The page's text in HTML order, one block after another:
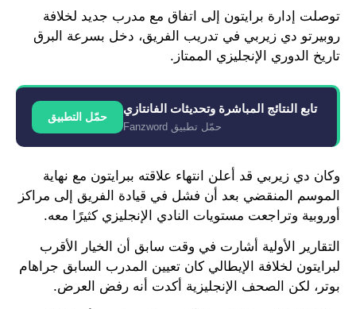
توصلت إدارة برايتون إلى اتفاق مع مدرب جديد لخلافة
روبيرتو دي زيربي في تدريب الفريق، دخل بسرعة البرق
تاريخ الدوري الإنجليزي الممتاز.
تابع النتائج المباشرة وتحديثات الفانتازي
حمّل تطبيق Fanzword
حمّل التطبيق
وكان دي زيربي قد أعلن انتهاء علاقته ببرايتون مع نهاية
الموسم المنقضي بعد أن فشل في قيادة الفريق إلى مراكز
أوروبية وتراجعت مستويات النادي الإنجليزي كثيرًا معه.
التقارير الأولية أشارت في وقت سابق أن الخيار الأقرب
لبرايتون لخلافة الإيطالي كان تعيين المدرب السابق جراهام
بوتر، لكن الصحف الإنجليزية أكدت أنه رفض العرض.